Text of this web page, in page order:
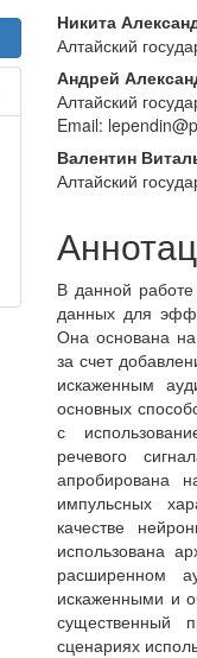
статьи
Никита
Алтайский
Андрей
Алтайский
Email:
Валентин
Алтайский
В данной
данных для
Она основана
за счет
искаженным
основных
с
речевого
апробирована
импульсных
качестве
использована
расширенном
искаженными и
существенный
сценариях